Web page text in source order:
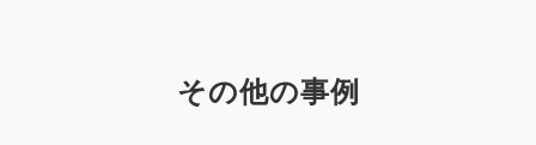
その他の事例